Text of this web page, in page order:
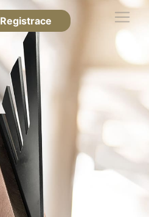
Registrace